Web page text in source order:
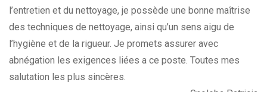
l’entretien et du nettoyage, je possède une bonne maîtrise
des techniques de nettoyage, ainsi qu’un sens aigu de
l’hygiène et de la rigueur. Je promets assurer avec
abnégation les exigences liées a ce poste. Toutes mes
salutation les plus sincères.